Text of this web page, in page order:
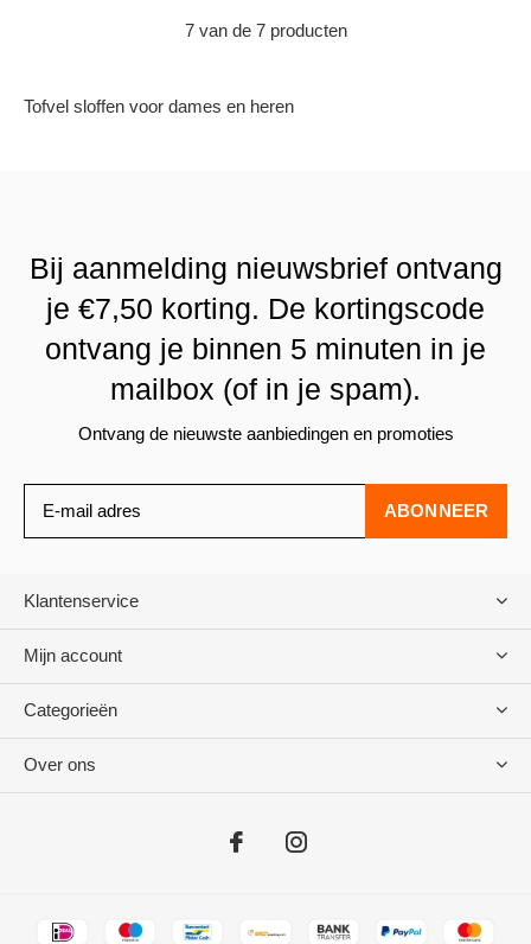
7 van de 7 producten
Tofvel sloffen voor dames en heren
Bij aanmelding nieuwsbrief ontvang
je €7,50 korting. De kortingscode
ontvang je binnen 5 minuten in je
mailbox (of in je spam).
Ontvang de nieuwste aanbiedingen en promoties
ABONNEER
Klantenservice
Mijn account
Categorieën
Over ons